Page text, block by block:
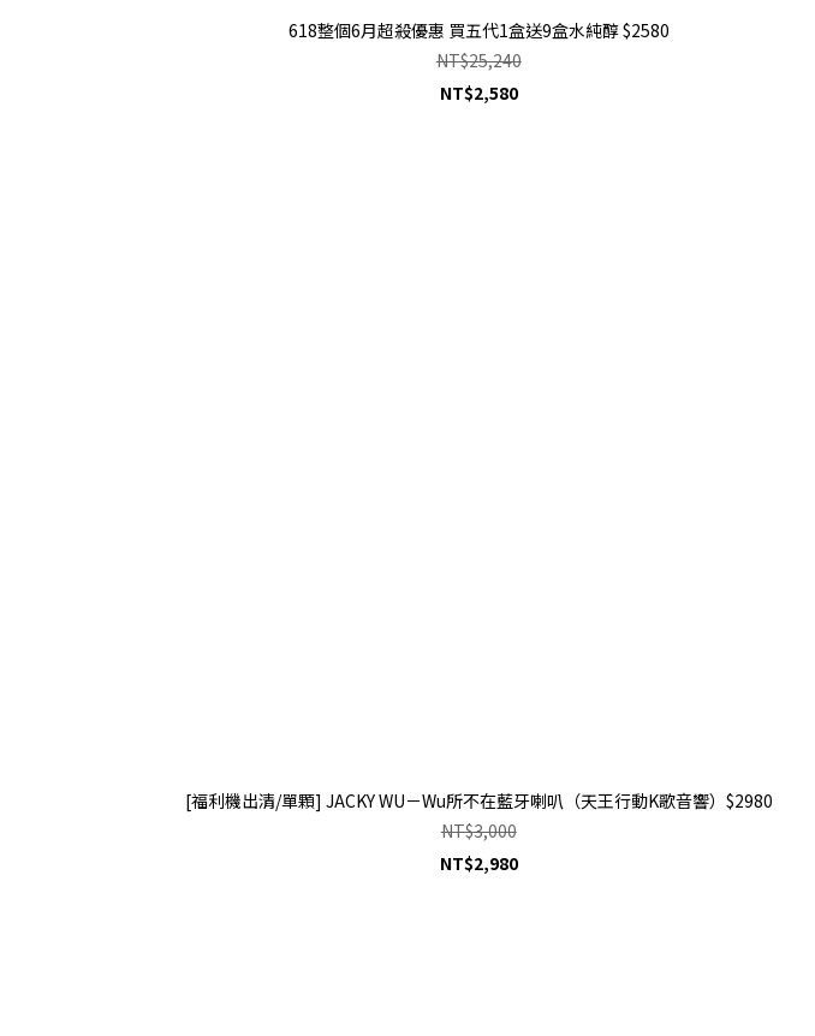
618整個6月超殺優惠 買五代1盒送9盒水純醇 $2580
NT$25,240
NT$2,580
[福利機出清/單顆] JACKY WU－Wu所不在藍牙喇叭（天王行動K歌音響）$2980
NT$3,000
NT$2,980